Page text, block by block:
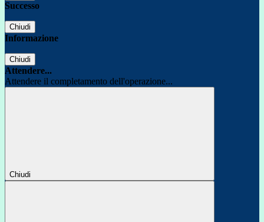
Successo
Chiudi
Informazione
Chiudi
Attendere...
Attendere il completamento dell'operazione...
Chiudi